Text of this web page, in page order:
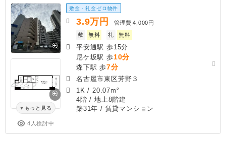
もっと見る
4人検討中
敷金・礼金ゼロ物件
3.9万円 管理費 4,000円
敷
無料 礼 無料
平安通駅 歩15分
尼ケ坂駅 歩10分
森下駅 歩7分
名古屋市東区芳野３
1K / 20.07m²
4階 / 地上8階建
築31年 / 賃貸マンション